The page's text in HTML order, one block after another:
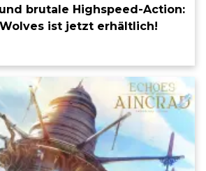
brutale Highspeed-Action:
ist jetzt erhältlich!